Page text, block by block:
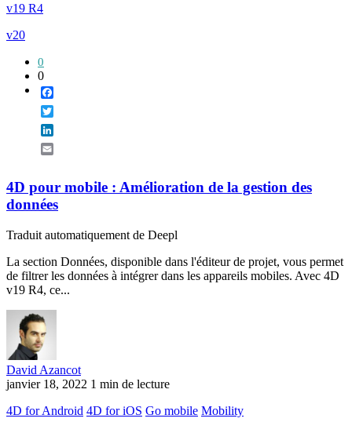
v19 R4
v20
0
0
4D pour mobile : Amélioration de la gestion des
données
Traduit automatiquement de Deepl
La section Données, disponible dans l'éditeur de projet, vous permet
de filtrer les données à intégrer dans les appareils mobiles. Avec 4D
v19 R4, ce...
David Azancot
janvier 18, 2022 1 min de lecture
4D for Android 4D for iOS Go mobile Mobility